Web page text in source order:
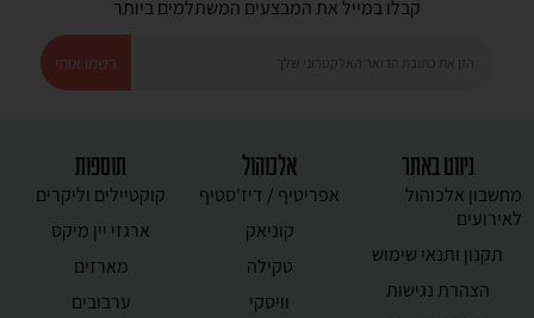
קבלו במייל את המבצעים המשתלמים ביותר
רשמו אותי
אלכוהול
אפריטיף / דיז'סטיף
קוניאק
טקילה
וויסקי
תוספות
קוקטיילים וליקרים
ארגזי יין מיקס
מארזים
ערבובים
ניווט באתר
מחשבון אלכוהול
לאירועים
תקנון ותנאי שימוש
הצהרת נגישות